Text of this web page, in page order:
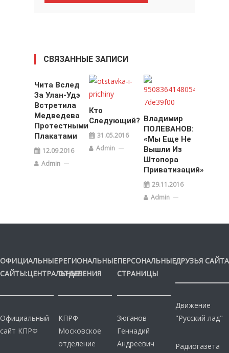
СВЯЗАННЫЕ ЗАПИСИ
Чита Вслед
За Улан-Удэ
Встретила
Медведева
Протестными
Плакатами
12.09.2016
Admin
Кто
Следующий?
31.05.2016
Admin
Владимир
ПОЛЕВАНОВ:
«Мы Еще Не
Вышли Из
Штопора
Приватизаций»
29.11.2016
Admin
ОФИЦИАЛЬНЫЕ
САЙТЫ:ЦЕНТРАЛЬНЫЕ
Официальный
сайт КПРФ
РЕГИОНАЛЬНЫЕ
ОТДЕЛЕНИЯ
КПРФ
Московское
отделение
ПЕРСОНАЛЬНЫЕ
СТРАНИЦЫ
Зюганов
Геннадий
Андреевич
ДРУЗЬЯ САЙТА
Движение
"Русский лад"
Радиогазета